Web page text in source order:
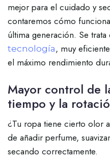
mejor para el cuidado y
contaremos cómo
última generación. Se trata
tecnología, muy
el máximo rendimiento
Mayor control de
tiempo y la
¿Tu ropa tiene cierto olor
de añadir perfume,
secando correctamente.